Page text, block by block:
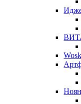
Ноян